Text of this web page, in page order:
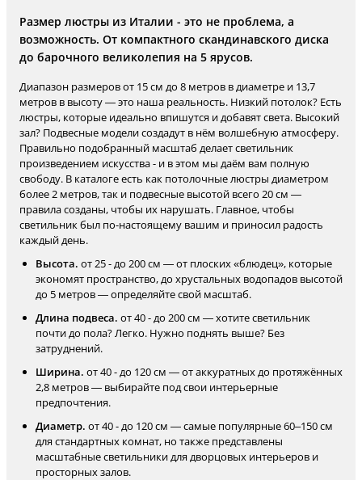
Размер люстры из Италии - это не проблема, а
возможность. От компактного скандинавского диска
до барочного великолепия на 5 ярусов.
Диапазон размеров от 15 см до 8 метров в диаметре и 13,7
метров в высоту — это наша реальность. Низкий потолок? Есть
люстры, которые идеально впишутся и добавят света. Высокий
зал? Подвесные модели создадут в нём волшебную атмосферу.
Правильно подобранный масштаб делает светильник
произведением искусства - и в этом мы даём вам полную
свободу. В каталоге есть как потолочные люстры диаметром
более 2 метров, так и подвесные высотой всего 20 см —
правила созданы, чтобы их нарушать. Главное, чтобы
светильник был по-настоящему вашим и приносил радость
каждый день.
Высота. от 25 - до 200 см — от плоских «блюдец», которые
экономят пространство, до хрустальных водопадов высотой
до 5 метров — определяйте свой масштаб.
Длина подвеса. от 40 - до 200 см — хотите светильник
почти до пола? Легко. Нужно поднять выше? Без
затруднений.
Ширина. от 40 - до 120 см — от аккуратных до протяжённых
2,8 метров — выбирайте под свои интерьерные
предпочтения.
Диаметр. от 40 - до 120 см — самые популярные 60–150 см
для стандартных комнат, но также представлены
масштабные светильники для дворцовых интерьеров и
просторных залов.